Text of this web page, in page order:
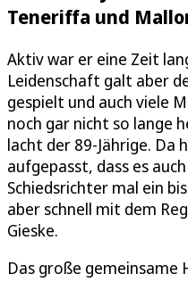
Teneriffa und
Aktiv war er eine Zeit
Leidenschaft galt aber
gespielt und auch viele
noch gar nicht so lange
lacht der 89-Jährige. Da
aufgepasst, dass es
Schiedsrichter mal ein
aber schnell mit dem
Gieske.
Das große gemeinsame